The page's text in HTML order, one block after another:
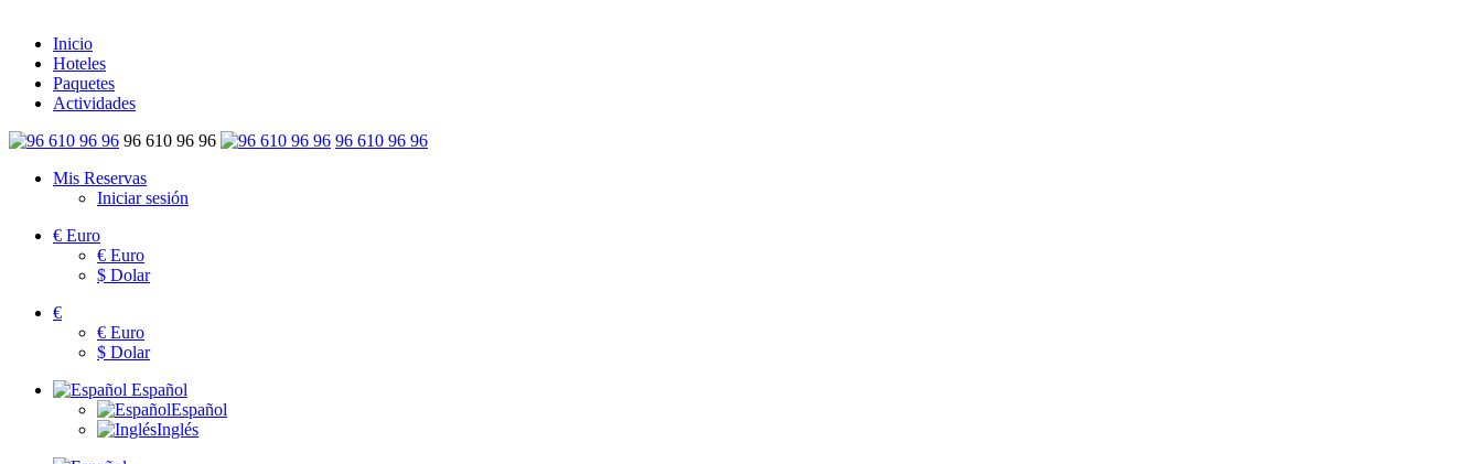
Inicio
Hoteles
Paquetes
Actividades
96 610 96 96
96 610 96 96
Mis Reservas
Iniciar sesión
€ Euro
€ Euro
$ Dolar
€
€ Euro
$ Dolar
Español
Español
Inglés